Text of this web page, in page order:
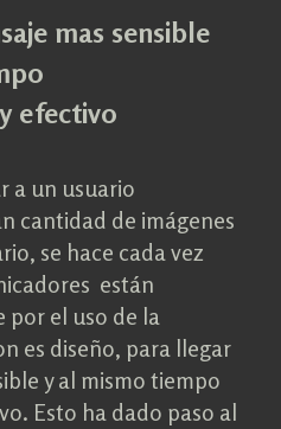
mas sensible
efectivo
a un usuario
cantidad de imágenes
se hace cada vez
están
por el uso de la
es diseño, para llegar
y al mismo tiempo
Esto ha dado paso al